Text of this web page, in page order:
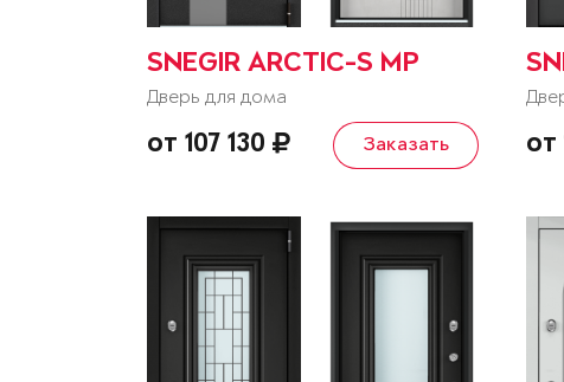
SNEGIR ARCTIC-S MP
Дверь для дома
от 107 130 Заказать от